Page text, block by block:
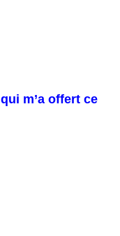
m’a offert ce